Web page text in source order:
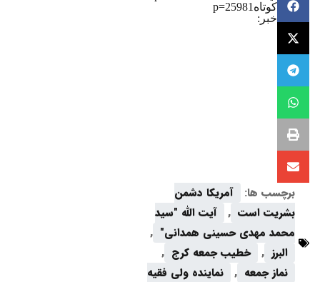
کوتاه
خبر:
p=25981
برچسب ها:
آمریکا دشمن
بشریت است ,
آیت الله "سید
محمد مهدی حسینی همدانی" ,
البرز , خطیب جمعه کرج ,
نماز جمعه ,
نماینده ولی فقیه